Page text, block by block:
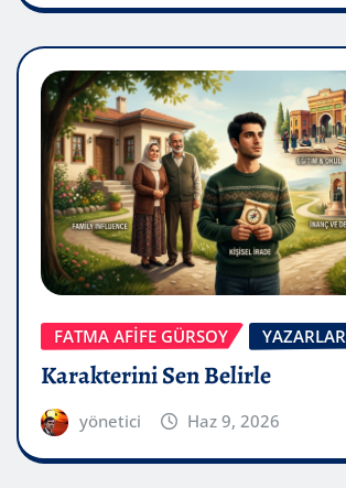
FATMA AFİFE GÜRSOY YAZARLAR
Karakterini Sen Belirle
yönetici Haz 9, 2026